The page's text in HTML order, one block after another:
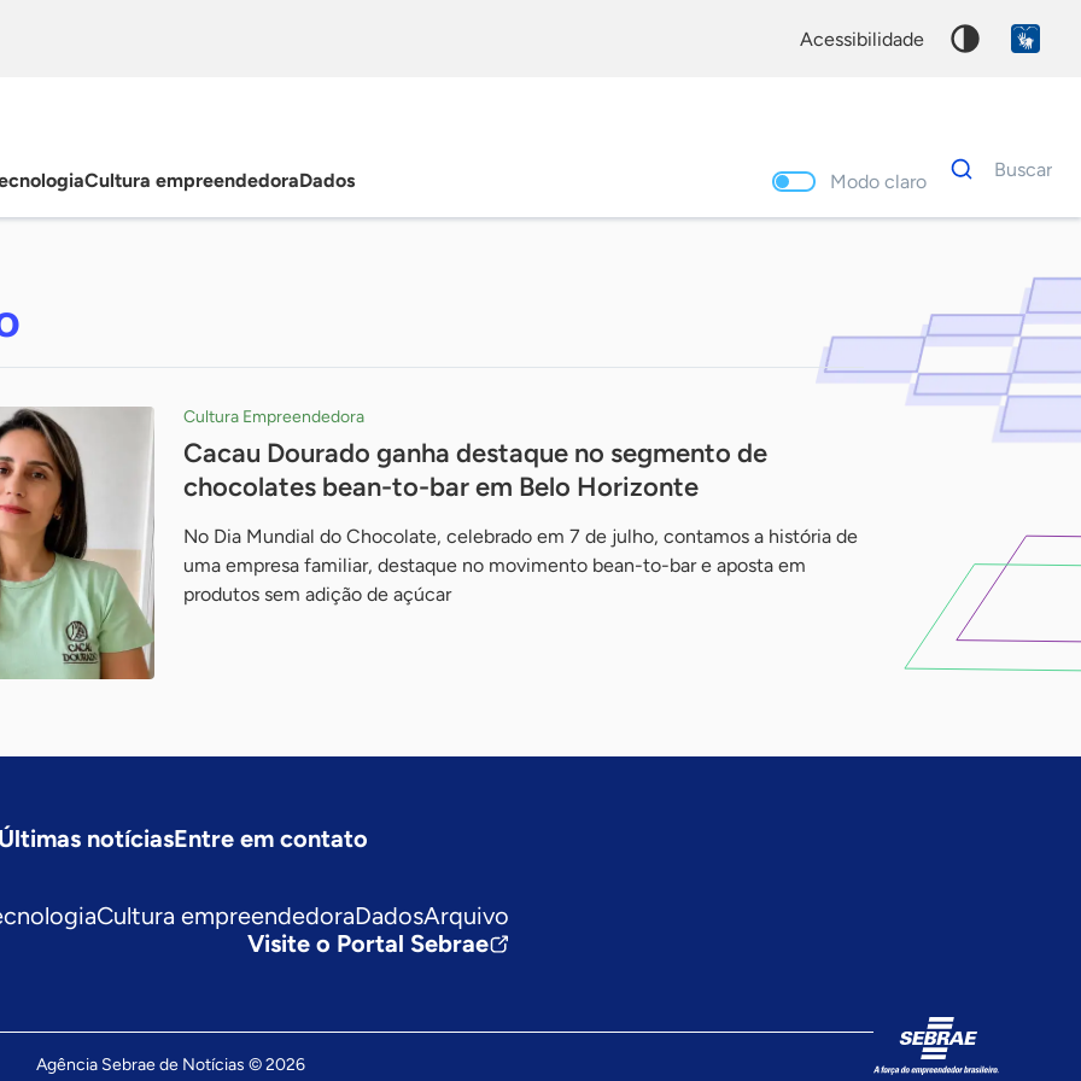
acessibilidade
Cultura empreendedoraDados Modo claro
Dados
para
Buscar
Cultura Empreendedora
Cacau Dourado ganha destaque no segmento de
chocolates bean-to-bar em Belo Horizonte
No Dia Mundial do Chocolate, celebrado em 7 de julho, contamos a história de
uma empresa familiar, destaque no movimento bean-to-bar e aposta em
produtos sem adição de açúcar
Últimas notíciasEntre em contato
Cultura empreendedoraDadosArquivo
Visite o Portal Sebrae
Agência Sebrae de Notícias © 2026